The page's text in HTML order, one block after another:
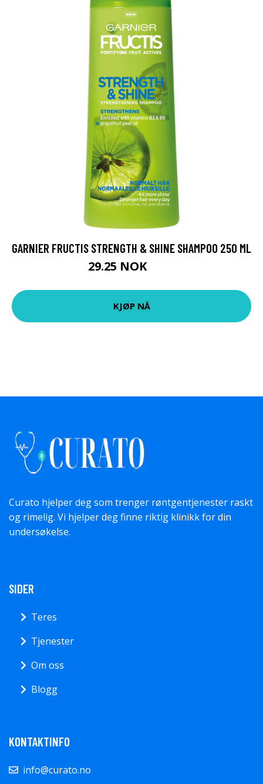
GARNIER FRUCTIS STRENGTH & SHINE SHAMPOO 250 ML
29.25 NOK
KJØP NÅ
Curato hjelper deg som trenger røntgentjenester raskt
og rimelig. Vi hjelper deg finne riktig klinikk for din
undersøkelse.
SIDER
Teres
Tjenester
Om oss
Blogg
KONTAKTINFO
info@curato.no